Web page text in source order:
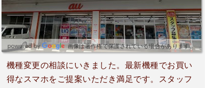
画像は著作権で保護されている場合があります。
機種変更の相談にいきました。最新機種でお買い
得なスマホをご提案いただき満足です。スタッフ